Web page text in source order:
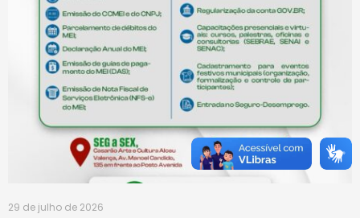
29 de julho de 2026